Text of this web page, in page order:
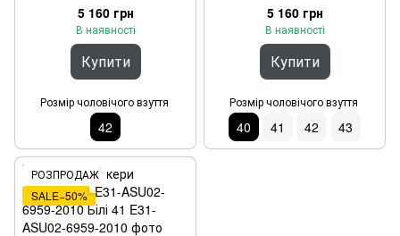
5 160 грн
В наявності
Купити
Розмір чоловічого взуття
42
5 160 грн
В наявності
Купити
Розмір чоловічого взуття
40 41 42 43
РОЗПРОДАЖ
SALE−50%